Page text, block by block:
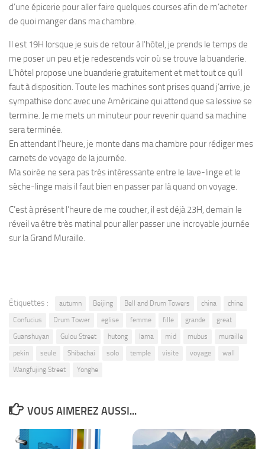
d’une épicerie pour aller faire quelques courses afin de m’acheter
de quoi manger dans ma chambre.
Il est 19H lorsque je suis de retour à l’hôtel, je prends le temps de
me poser un peu et je redescends voir où se trouve la buanderie.
L’hôtel propose une buanderie gratuitement et met tout ce qu’il
faut à disposition. Toute les machines sont prises quand j’arrive, je
sympathise donc avec une Américaine qui attend que sa lessive se
termine. Je me mets un minuteur pour revenir quand sa machine
sera terminée.
En attendant l’heure, je monte dans ma chambre pour rédiger mes
carnets de voyage de la journée.
Ma soirée ne sera pas très intéressante entre le lave-linge et le
sèche-linge mais il faut bien en passer par là quand on voyage.
C’est à présent l’heure de me coucher, il est déjà 23H, demain le
réveil va être très matinal pour aller passer une incroyable journée
sur la Grand Muraille.
Étiquettes : autumn Beijing Bell and Drum Towers china
chine
Confucius
Drum Tower eglise femme fille grande
great
Guanshuyan
Gulou Street hutong lama mid mubus
muraille
pekin
seule Shibachai solo temple visite voyage
wall
Wangfujing Street
Yonghe
VOUS AIMEREZ AUSSI...